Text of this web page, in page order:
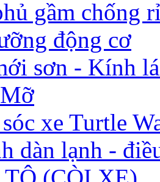
gầm chống
động cơ
sơn - Kính
xe Turtle
dàn lạnh -